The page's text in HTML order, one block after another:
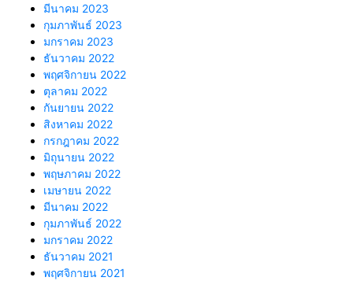
มีนาคม 2023
กุมภาพันธ์ 2023
มกราคม 2023
ธันวาคม 2022
พฤศจิกายน 2022
ตุลาคม 2022
กันยายน 2022
สิงหาคม 2022
กรกฎาคม 2022
มิถุนายน 2022
พฤษภาคม 2022
เมษายน 2022
มีนาคม 2022
กุมภาพันธ์ 2022
มกราคม 2022
ธันวาคม 2021
พฤศจิกายน 2021